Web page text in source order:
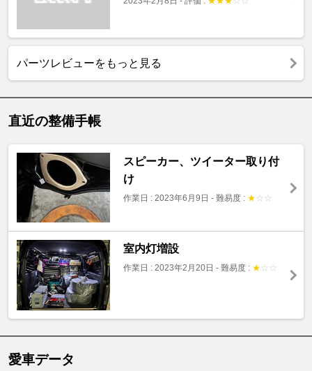
パーツレビューをもっと見る
直近の整備手帳
スピーカー、ツイーター取り付
け
作業日 : 2023年6月9日 - 難易度 : ★ ☆ ☆
室内灯増設
作業日 : 2023年2月20日 - 難易度 : ★ ☆ ☆
愛車データ